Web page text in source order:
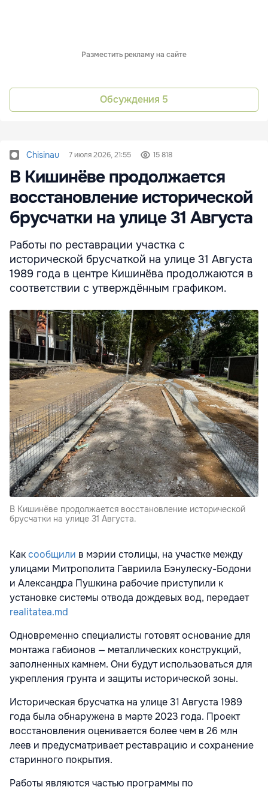
Разместить рекламу на сайте
Обсуждения 5
Chisinau 7 июля 2026, 21:55 15 818
В Кишинёве продолжается
восстановление исторической
брусчатки на улице 31 Августа
Работы по реставрации участка с
исторической брусчаткой на улице 31 Августа
1989 года в центре Кишинёва продолжаются в
соответствии с утверждённым графиком.
В Кишинёве продолжается восстановление исторической
брусчатки на улице 31 Августа.
Каксообщили в мэрии столицы, на участке между
улицами Митрополита Гавриила Бэнулеску-Бодони
и Александра Пушкина рабочие приступили к
установке системы отвода дождевых вод, передает
realitatea.md
Одновременно специалисты готовят основание для
монтажа габионов — металлических конструкций,
заполненных камнем. Они будут использоваться для
укрепления грунта и защиты исторической зоны.
Историческая брусчатка на улице 31 Августа 1989
года была обнаружена в марте 2023 года. Проект
восстановления оценивается более чем в 26 млн
леев и предусматривает реставрацию и сохранение
старинного покрытия.
Работы являются частью программы по